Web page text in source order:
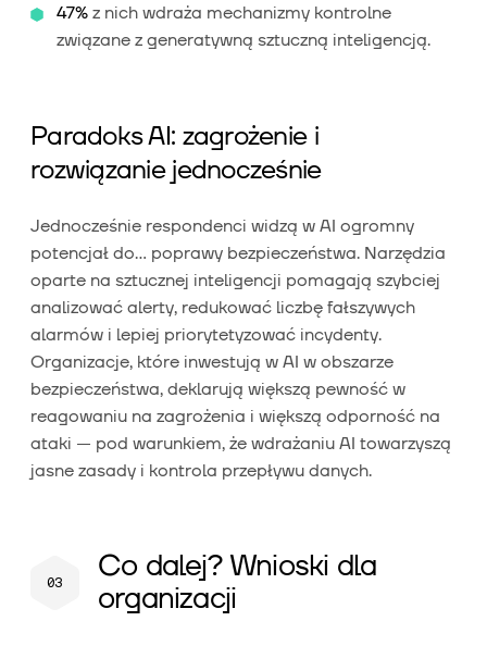
47% z nich wdraża mechanizmy kontrolne
związane z generatywną sztuczną inteligencją.
Paradoks AI: zagrożenie i
rozwiązanie jednocześnie
Jednocześnie respondenci widzą w AI ogromny
potencjał do… poprawy bezpieczeństwa. Narzędzia
oparte na sztucznej inteligencji pomagają szybciej
analizować alerty, redukować liczbę fałszywych
alarmów i lepiej priorytetyzować incydenty.
Organizacje, które inwestują w AI w obszarze
bezpieczeństwa, deklarują większą pewność w
reagowaniu na zagrożenia i większą odporność na
ataki — pod warunkiem, że wdrażaniu AI towarzyszą
jasne zasady i kontrola przepływu danych.
Co dalej? Wnioski dla
organizacji